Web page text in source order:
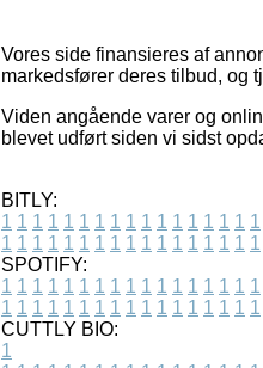
Vores side finansieres af
markedsfører deres tilbud, og
Viden angående varer og
blevet udført siden vi sidst
BITLY:
1 1 1 1 1 1 1 1 1 1 1 1 1 1 1 1 1
1 1 1 1 1 1 1 1 1 1 1 1 1 1 1 1 1
SPOTIFY:
1 1 1 1 1 1 1 1 1 1 1 1 1 1 1 1 1
1 1 1 1 1 1 1 1 1 1 1 1 1 1 1 1 1
CUTTLY BIO:
1